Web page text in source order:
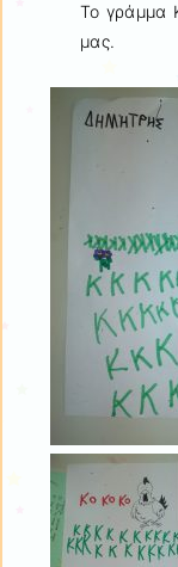
Το γράμμα
μας.